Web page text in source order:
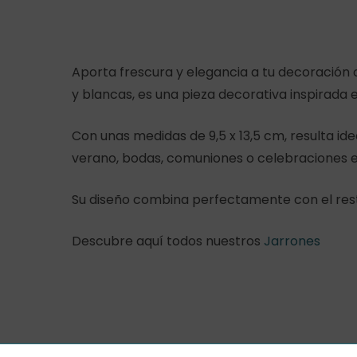
Aporta frescura y elegancia a tu decoración
y blancas, es una pieza decorativa
Con unas medidas de 9,5 x 13,5 cm, resulta
verano, bodas, comuniones o celebraciones
Su diseño combina perfectamente con el
Descubre aquí todos nuestros Jarrones